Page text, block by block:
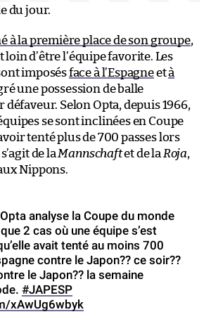
du jour.
à la première place de son groupe,
d’être l’équipe favorite. Les
imposésface à l’Espagneetà
une possession de balle
Selon Opta, depuis 1966,
se sont inclinées en Coupe
tenté plus de 700 passes lors
de la Mannschaftet de la Roja,
Nippons.
analyse la Coupe du monde
2 cas où une équipe s’est
avait tenté au moins 700
contre le Japon?? ce soir??
le Japon?? la semaine
#JAPESP
xAwUg6wbyk